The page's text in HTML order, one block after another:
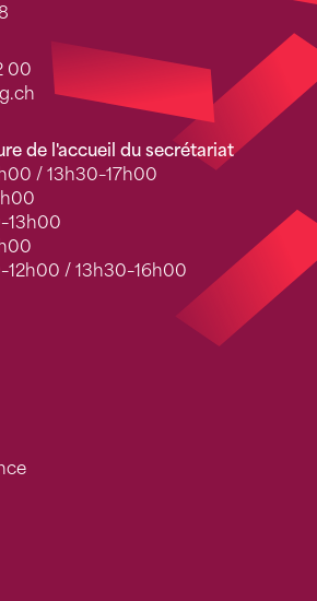
00
de l'accueil du secrétariat
/ 13h30–17h00
/ 13h30–16h00